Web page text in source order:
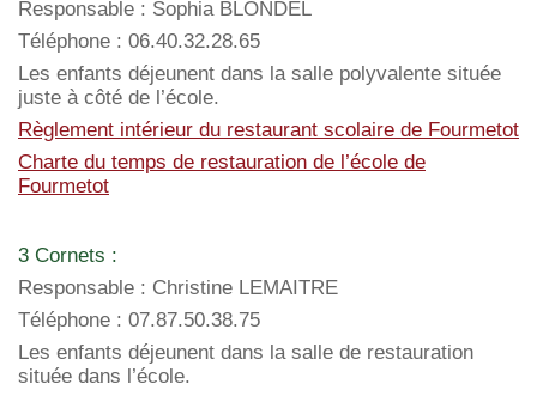
Responsable : Sophia BLONDEL
Téléphone : 06.40.32.28.65
Les enfants déjeunent dans la salle polyvalente située
juste à côté de l’école.
Règlement intérieur du restaurant scolaire de Fourmetot
Charte du temps de restauration de l’école de
Fourmetot
3 Cornets :
Responsable : Christine LEMAITRE
Téléphone : 07.87.50.38.75
Les enfants déjeunent dans la salle de restauration
située dans l’école.